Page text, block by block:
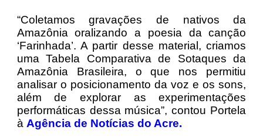
“Coletamos gravações de nativos da
Amazônia oralizando a poesia da canção
‘Farinhada’. A partir desse material, criamos
uma Tabela Comparativa de Sotaques da
Amazônia Brasileira, o que nos permitiu
analisar o posicionamento da voz e os sons,
além de explorar as experimentações
performáticas dessa música”, contou Portela
à Agência de Notícias do Acre.